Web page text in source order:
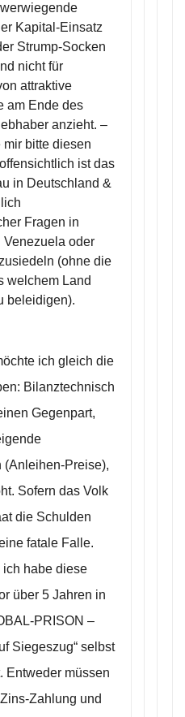
Kapital-Einsatz
Strump-Socken
nicht für
attraktive
am Ende des
anzieht. –
bitte diesen
ist das
in Deutschland &
Fragen in
Venezuela oder
(ohne die
welchem Land
beleidigen).
ich gleich die
Bilanztechnisch
Gegenpart,
(Anleihen-Preise),
Sofern das Volk
die Schulden
fatale Falle.
ich habe diese
über 5 Jahren in
PRISON –
Siegeszug“ selbst
Entweder müssen
Zahlung und